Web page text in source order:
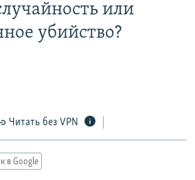
или
убийство?
Читать без VPN
в Google